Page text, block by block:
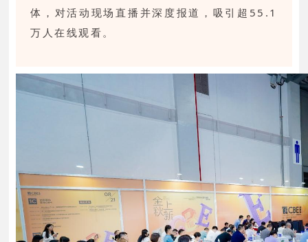
体，对活动现场直播并深度报道，吸引超55.1
万人在线观看。